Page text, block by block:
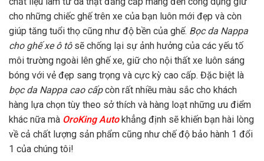
cho những chiếc ghế trên xe của bạn luôn mới đẹp và còn
giúp tăng tuổi thọ cũng như độ bền của ghế. Bọc da Nappa
cho ghế xe ô tôsẽ chống lại sự ảnh hưởng của các yếu tố
môi trường ngoài lên ghế xe, giữ cho nội thất xe luôn sáng
bóng với vẻ đẹp sang trọng và cực kỳ cao cấp. Đặc biệt là
bọc da Nappa cao cấpcòn rất nhiều màu sắc cho khách
hàng lựa chọn tùy theo sở thích và hàng loạt những ưu điểm
khác nữa mà OroKing Autokhẳng định sẽ khiến bạn hài lòng
về cả chất lượng sản phẩm cũng như chế độ bảo hành 1 đổi
1 của chúng tôi!